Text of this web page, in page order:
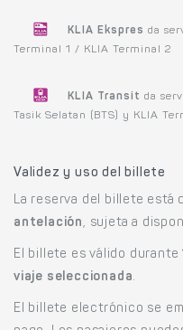
KLIA Ekspres da
Terminal 1 / KLIA Terminal 2
KLIA Transit da
Tasik Selatan (BTS) y KLIA
Validez y uso del billete
La reserva del billete está
antelación, sujeta a
El billete es válido durante
viaje seleccionada.
El billete electrónico se